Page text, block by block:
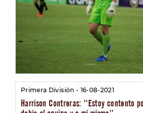
Primera División - 16-08-2021
Harrison Contreras: ‘‘Estoy contento